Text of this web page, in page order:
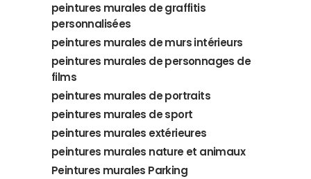
peintures murales de graffitis
personnalisées
peintures murales de murs intérieurs
peintures murales de personnages de
films
peintures murales de portraits
peintures murales de sport
peintures murales extérieures
peintures murales nature et animaux
Peintures murales Parking